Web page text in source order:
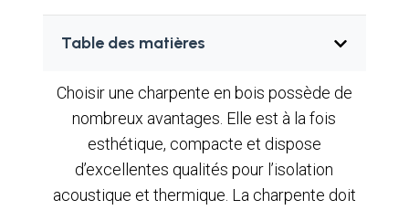
Table des matières
Choisir une charpente en bois possède de
nombreux avantages. Elle est à la fois
esthétique, compacte et dispose
d’excellentes qualités pour l’isolation
acoustique et thermique. La charpente doit